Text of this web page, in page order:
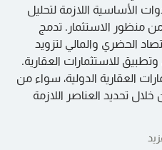
الأساسية اللازمة لتحليل
من منظور الاستثمار. تدمج
الحضري والمالي لتزويد
للاستثمارات العقارية.
العقارية الدولية، سواء من
خلال تحديد العناصر اللازمة